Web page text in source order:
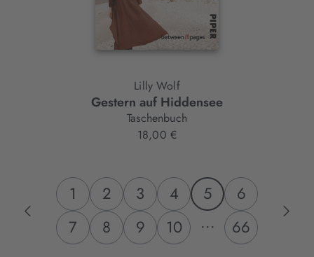
Lilly Wolf
Gestern auf Hiddensee
Taschenbuch
18,00 €
1 2 3 4 5
6
7
8 9 10 ... 66